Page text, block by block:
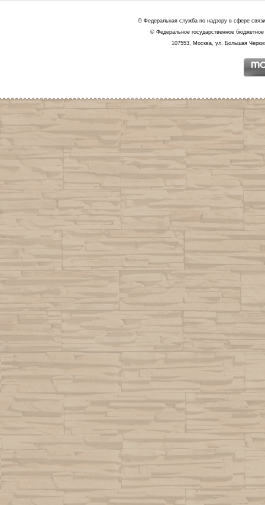
© Федеральная служба по надзору в сфере
© Федеральное государственное
107553, Москва, ул. Большая